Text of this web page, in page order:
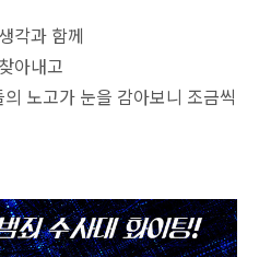
각과 함께
아내고
노고가 눈을 감아보니 조금씩